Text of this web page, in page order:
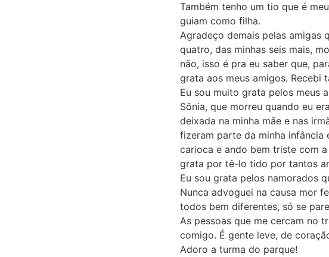
Também tenho um tio que é
guiam como filha.
Agradeço demais pelas amigas
quatro, das minhas seis mais,
não, isso é pra eu saber que,
grata aos meus amigos.
Eu sou muito grata pelos meus
Sônia, que morreu quando eu
deixada na minha mãe e nas
fizeram parte da minha infância
carioca e ando bem triste com
grata por tê-lo tido por tantos
Eu sou grata pelos namorados
Nunca advoguei na causa mor
todos bem diferentes, só se
As pessoas que me cercam no
comigo. É gente leve, de
Adoro a turma do parque!